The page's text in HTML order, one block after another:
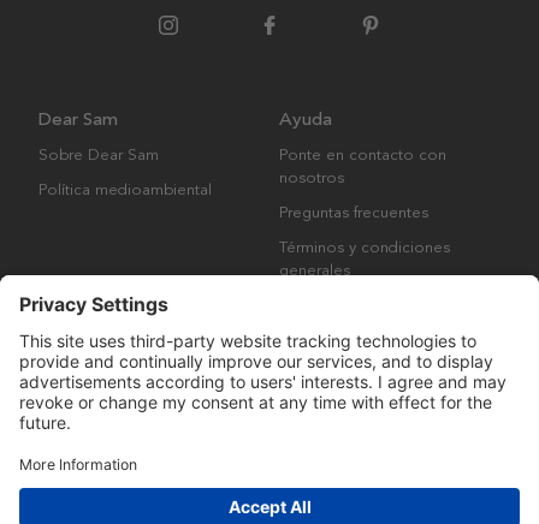
Dear Sam
Sobre Dear Sam
Política medioambiental
Ayuda
Ponte en contacto con
nosotros
Preguntas frecuentes
Términos y condiciones
generales
Derechos de autor © Many Brands AB 2023. Todos los derechos